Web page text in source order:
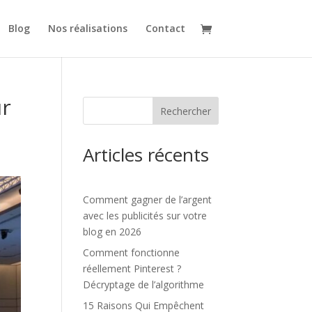
Blog Nos réalisations Contact
Rechercher
Articles récents
Comment gagner de l’argent
avec les publicités sur votre
blog en 2026
Comment fonctionne
réellement Pinterest ?
Décryptage de l’algorithme
15 Raisons Qui Empêchent